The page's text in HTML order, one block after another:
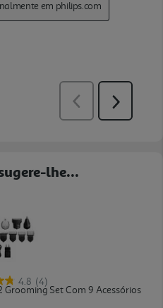
lhe...
4.8 (4)
Set Com 9 Acessórios